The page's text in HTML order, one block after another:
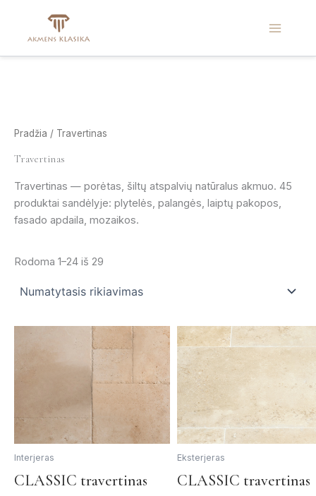
turinio
Pradžia / Travertinas
Travertinas
Travertinas — porėtas, šiltų atspalvių natūralus akmuo. 45
produktai sandėlyje: plytelės, palangės, laiptų pakopos,
fasado apdaila, mozaikos.
Rodoma 1–24 iš 29
Interjeras
CLASSIC travertinas
This
Eksterjeras
CLASSIC travertinas